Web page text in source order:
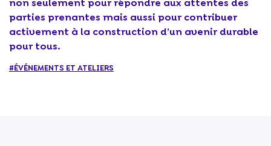
parties prenantes mais aussi pour contribuer
activement à la construction d’un avenir durable
pour tous.
#ÉVÉNEMENTS ET ATELIERS